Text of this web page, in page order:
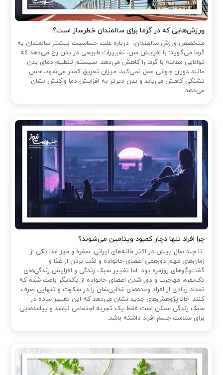
ورزش‌هایی که در گرما برای سالمندان خطرساز است؟
متخصص ورزش سالمندان، درباره علت حساسیت بیشتر سالمندان به
گرما می‌گوید: با افزایش سن، تغییرات طبیعی در بدن رخ می‌دهد که
توانایی مقابله با گرما را کاهش می‌دهد. سیستم تنظیم دمای بدن
مانند دوران جوانی عمل نمی‌کند، میزان تعریق کمتر می‌شود، حس
تشنگی کاهش می‌یابد و بدن دیرتر به افزایش دما واکنش نشان
می‌دهد.
چرا افراد تنها دچار کمبود ویتامین می‌شوند؟
تا چند سال پیش در اکثر خانه‌های ایرانی، سفره و میز غذا یکی از
زمان‌های مهم دورهمی اعضای خانواده و لذت بردن از غذا و
گفت‌وگوهای روزمره بود. اما تغییر سبک زندگی و افزایش زندگی‌های
تک‌نفره، مهاجرت و دور شدن اعضای خانواده از یکدیگر باعث شده که
تعداد زیادی از افراد وعده‌های غذایی‌شان را در سکوت و تنهایی صرف
کنند. حالا پژوهش‌های جدید نشان می‌دهد که این تغییر ساده در
سبک زندگی ممکن است فقط یک تجربه اجتماعی نباشد و پیامدهایی
برای سلامت جسم افراد داشته باشد.